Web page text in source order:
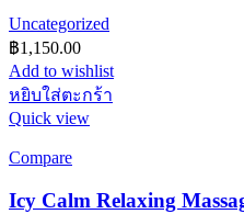
Uncategorized
฿1,150.00
Add to wishlist
หยิบใส่ตะกร้า
Quick view
Compare
Icy Calm Relaxing